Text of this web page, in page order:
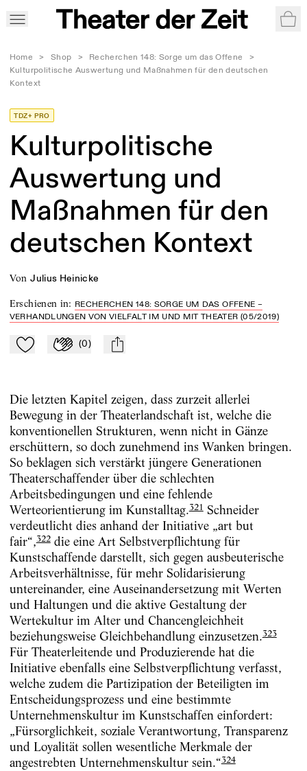
Home > Shop > Recherchen 148: Sorge um das Offene
>
Kulturpolitische Auswertung und Maßnahmen für den deutschen
Kontext
TDZ+ PRO
Kulturpolitische
Auswertung und
Maßnahmen für den
deutschen Kontext
von Julius Heinicke
Erschienen in: RECHERCHEN 148: SORGE UM DAS OFFENE –
VERHANDLUNGEN VON VIELFALT IM UND MIT THEATER (05/2019)
Zu Mein-TdZ hinzufügen
Applaudieren
(0) mail
Die letzten Kapitel zeigen, dass zurzeit allerlei
Bewegung in der Theaterlandschaft ist, welche die
konventionellen Strukturen, wenn nicht in Gänze
erschüttern, so doch zunehmend ins Wanken bringen.
So beklagen sich verstärkt jüngere Generationen
Theaterschaffender über die schlechten
Arbeitsbedingungen und eine fehlende
Werteorientierung im Kunstalltag.321Schneider
verdeutlicht dies anhand der Initiative „art but
fair“,322die eine Art Selbstverpflichtung für
Kunstschaffende darstellt, sich gegen ausbeuterische
Arbeitsverhältnisse, für mehr Solidarisierung
untereinander, eine Auseinandersetzung mit Werten
und Haltungen und die aktive Gestaltung der
Wertekultur im Alter und Chancengleichheit
beziehungsweise Gleichbehandlung einzusetzen.323
Für Theaterleitende und Produzierende hat die
Initiative ebenfalls eine Selbstverpflichtung verfasst,
welche zudem die Partizipation der Beteiligten im
Entscheidungsprozess und eine bestimmte
Unternehmenskultur im Kunstschaffen einfordert:
„Fürsorglichkeit, soziale Verantwortung, Transparenz
und Loyalität sollen wesentliche Merkmale der
angestrebten Unternehmenskultur sein.“324